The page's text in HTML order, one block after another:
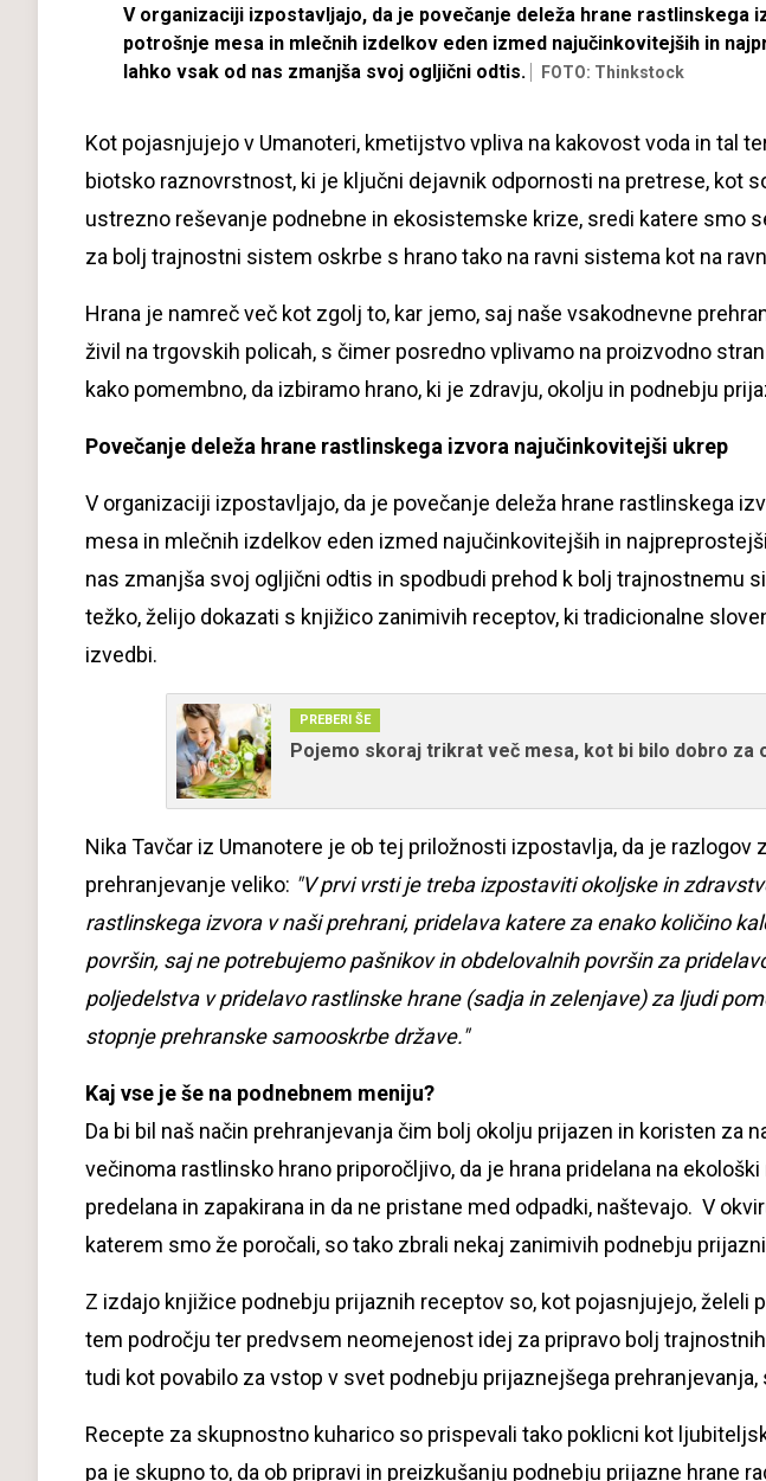
V organizaciji izpostavljajo, da je povečanje deleža hrane rastlinskega
potrošnje mesa in mlečnih izdelkov eden izmed najučinkovitejših in
lahko vsak od nas zmanjša svoj ogljični odtis.
FOTO: Thinkstock
Kot pojasnjujejo v Umanoteri, kmetijstvo vpliva na kakovost voda in tal
biotsko raznovrstnost, ki je ključni dejavnik odpornosti na pretrese, kot
ustrezno reševanje podnebne in ekosistemske krize, sredi katere smo
za bolj trajnostni sistem oskrbe s hrano tako na ravni sistema kot na
Hrana je namreč več kot zgolj to, kar jemo, saj naše vsakodnevne
živil na trgovskih policah, s čimer posredno vplivamo na proizvodno
kako pomembno, da izbiramo hrano, ki je zdravju, okolju in podnebju
Povečanje deleža hrane rastlinskega izvora najučinkovitejši ukrep
V organizaciji izpostavljajo, da je povečanje deleža hrane rastlinskega
mesa in mlečnih izdelkov eden izmed najučinkovitejših in
nas zmanjša svoj ogljični odtis in spodbudi prehod k bolj trajnostnemu
težko, želijo dokazati s knjižico zanimivih receptov, ki tradicionalne
izvedbi.
PREBERI ŠE
Pojemo skoraj trikrat več mesa, kot bi bilo dobro za
Nika Tavčar iz Umanotere je ob tej priložnosti izpostavlja, da je razlogov
prehranjevanje veliko: "V prvi vrsti je treba izpostaviti okoljske in
rastlinskega izvora v naši prehrani, pridelava katere za enako količino
površin, saj ne potrebujemo pašnikov in obdelovalnih površin za
poljedelstva v pridelavo rastlinske hrane (sadja in zelenjave) za ljudi
stopnje prehranske samooskrbe države."
Kaj vse je še na podnebnem meniju?
Da bi bil naš način prehranjevanja čim bolj okolju prijazen in koristen za
večinoma rastlinsko hrano priporočljivo, da je hrana pridelana na
predelana in zapakirana in da ne pristane med odpadki, naštevajo. V
katerem smo že poročali, so tako zbrali nekaj zanimivih podnebju
Z izdajo knjižice podnebju prijaznih receptov so, kot pojasnjujejo, želeli
tem področju ter predvsem neomejenost idej za pripravo bolj
tudi kot povabilo za vstop v svet podnebju prijaznejšega prehranjevanja,
Recepte za skupnostno kuharico so prispevali tako poklicni kot
pa je skupno to, da ob pripravi in preizkušanju podnebju prijazne hrane